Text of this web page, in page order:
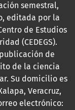
semestral,
editada por la
de Estudios
(CEDEGS).
de
de la ciencia
Su domicilio es
Veracruz,
electrónico: